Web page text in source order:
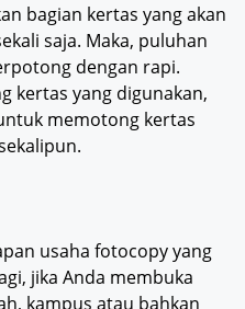
bagian kertas yang akan
saja. Maka, puluhan
dengan rapi.
kertas yang digunakan,
memotong kertas
usaha fotocopy yang
jika Anda membuka
kampus atau bahkan